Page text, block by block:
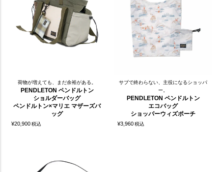
荷物が増えても、まだ余裕がある。
PENDLETON ペンドルトン
ショルダーバッグ
ペンドルトン×マリエ マザーズバ
ッグ
¥20,900税込
サブで終わらない、主役になるショッパ
ー。
PENDLETON ペンドルトン
エコバッグ
ショッパーウィズポーチ
¥3,960税込